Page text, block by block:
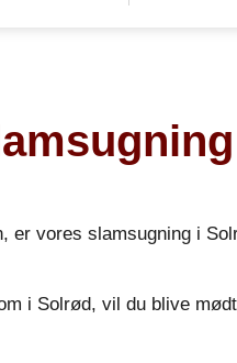
er vores slamsugning i
i Solrød, vil du blive